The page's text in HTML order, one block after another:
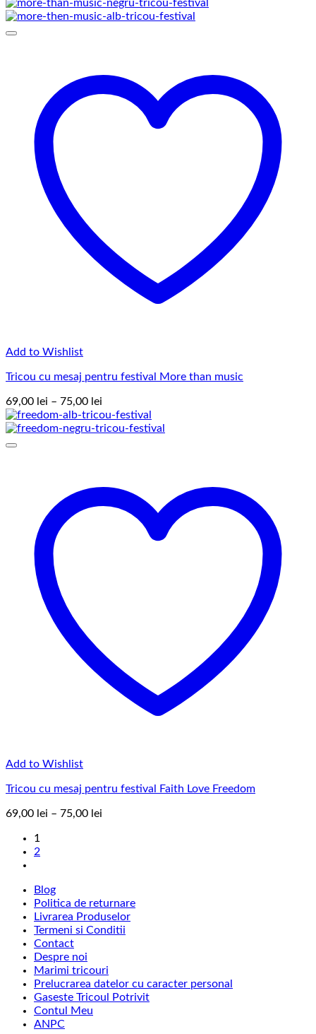
prețuri:
Add to Wishlist
Tricou cu mesaj pentru festival More than music
69,00 lei – 75,00 lei
de
prețuri:
Add to Wishlist
Tricou cu mesaj pentru festival Faith Love Freedom
69,00 lei – 75,00 lei
1
2
Blog
Politica de returnare
Livrarea Produselor
Termeni si Conditii
Contact
Despre noi
Marimi tricouri
Prelucrarea datelor cu caracter personal
Gaseste Tricoul Potrivit
Contul Meu
ANPC